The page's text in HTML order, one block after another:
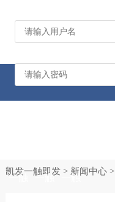
一触 一触 一触
凯发一触即发> 新闻中心>